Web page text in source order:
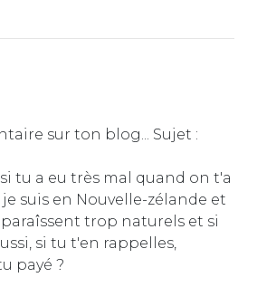
sur ton blog... Sujet :
tu a eu très mal quand on t'a
suis en Nouvelle-zélande et
trop naturels et si
si tu t'en rappelles,
payé ?